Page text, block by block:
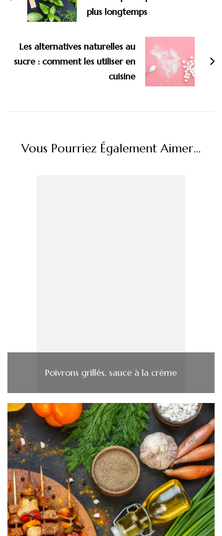
plus longtemps
Les alternatives naturelles au
sucre : comment les utiliser en
cuisine
Vous Pourriez Également Aimer...
Poivrons grillés, sauce à la crème